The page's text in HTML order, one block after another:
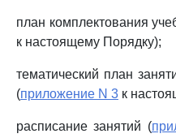
план комплектования
к настоящему Порядку);
тематический план
(приложение N 3 к
расписание занятий (